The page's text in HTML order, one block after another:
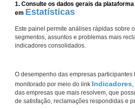
1. Consulte os dados gerais da
em Estatísticas
Este painel permite análises rápidas sobre
segmentos, assuntos e problemas mais
indicadores consolidados.
O desempenho das empresas participantes
monitorado por meio do link Indicadores
das empresas que mais resolvem, que
de satisfação, reclamações respondidas e